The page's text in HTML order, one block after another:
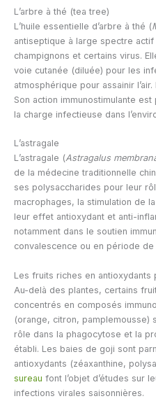
L’arbre à thé (tea tree)
L’huile essentielle d’arbre à thé (
antiseptique à large spectre
champignons et certains virus.
voie cutanée (diluée) pour les
atmosphérique pour assainir
Son action immunostimulante
la charge infectieuse dans
L’astragale
L’astragale (Astragalus
de la médecine traditionnelle
ses polysaccharides pour leur
macrophages, la stimulation de
leur effet antioxydant et anti-
notamment dans le soutien
convalescence ou en période
Les fruits riches en antioxydants
Au-delà des plantes, certains
concentrés en composés
(orange, citron, pamplemousse)
rôle dans la phagocytose et la
établi. Les baies de goji sont
antioxydants (zéaxanthine,
sureau font l’objet d’études sur
infections virales saisonnières.